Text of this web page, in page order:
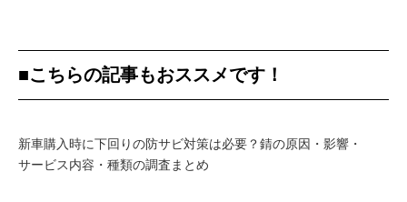
■こちらの記事もおススメです！
新車購入時に下回りの防サビ対策は必要？錆の原因・影響・
サービス内容・種類の調査まとめ